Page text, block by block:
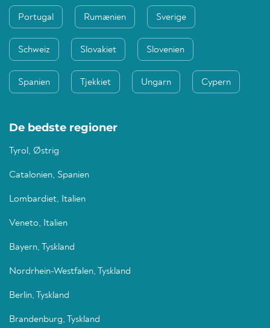
Portugal Rumænien Sverige
Schweiz Slovakiet Slovenien
Spanien Tjekkiet Ungarn Cypern
De bedste regioner
Tyrol, Østrig
Catalonien, Spanien
Lombardiet, Italien
Veneto, Italien
Bayern, Tyskland
Nordrhein-Westfalen, Tyskland
Berlin, Tyskland
Brandenburg, Tyskland